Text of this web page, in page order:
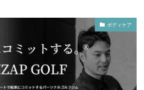
ボディケア